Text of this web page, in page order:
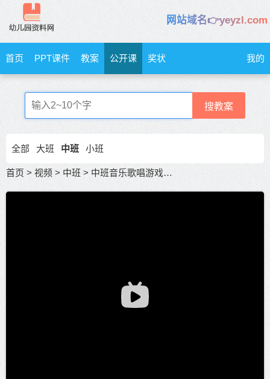
网站域名👉yeyzl.com
首页 PPT课件 教案 公开课 奖状 我的
搜教案
全部 大班 中班 小班
首页 > 视频 > 中班 > 中班音乐歌唱游戏《小动物捉迷藏》